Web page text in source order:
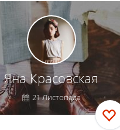
Яна Красовская
21 Листопада